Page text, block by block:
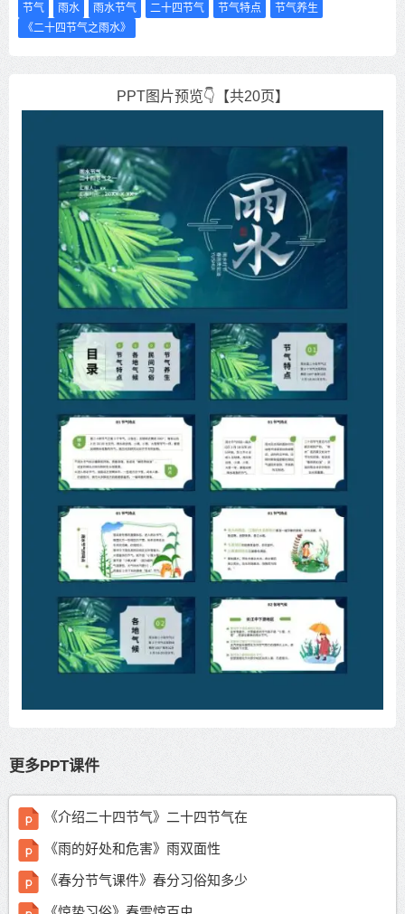
节气 雨水 雨水节气 二十四节气 节气特点
节气养生
《二十四节气之雨水》
PPT图片预览👇【共20页】
更多PPT课件
《介绍二十四节气》二十四节气在
《雨的好处和危害》雨双面性
《春分节气课件》春分习俗知多少